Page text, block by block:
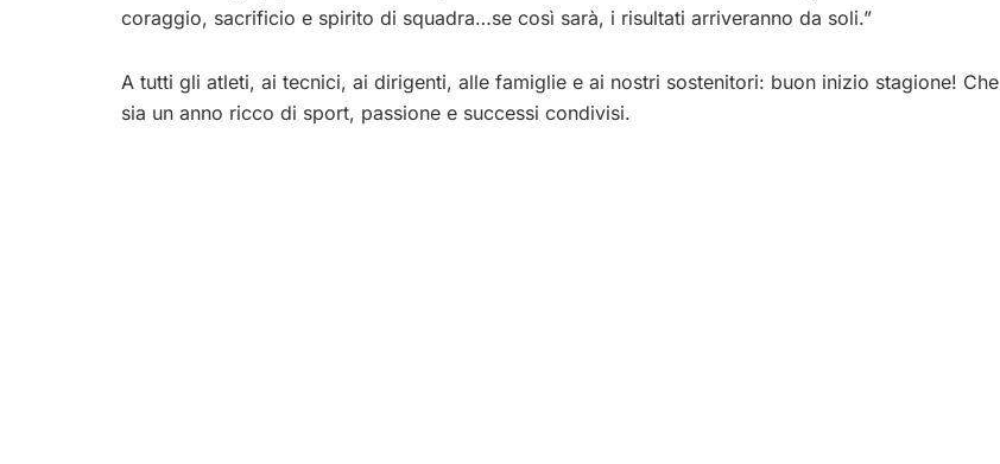
coraggio, sacrificio e spirito di squadra…se così sarà, i risultati arriveranno da soli.”
A tutti gli atleti, ai tecnici, ai dirigenti, alle famiglie e ai nostri sostenitori: buon inizio stagione! Che
sia un anno ricco di sport, passione e successi condivisi.